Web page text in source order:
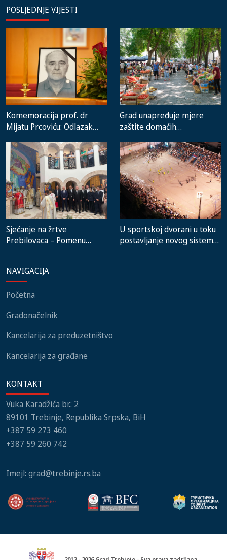
POSLJEDNJE VIJESTI
Komemoracija prof. dr
Mijatu Prcoviću: Odlazak
koji je Trebinje nosio u srcu
Grad unapređuje mjere
zaštite domaćih
pijace
Sjećanje na žrtve
Prebilovaca – Pomenu
zajednica i građani
U sportskoj dvorani u toku
postavljanje novog sistema
NAVIGACIJA
Početna
Gradonačelnik
Kancelarija za preduzetništvo
Kancelarija za građane
KONTAKT
Vuka Karadžića br.: 2
89101 Trebinje, Republika Srpska, BiH
+387 59 273 460
+387 59 260 742
Imejl: grad@trebinje.rs.ba